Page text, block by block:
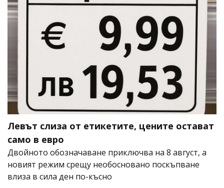
Левът слиза от етикетите, цените остават
само в евро
Двойното обозначаване приключва на 8 август, а
новият режим срещу необосновано поскъпване
влиза в сила ден по-късно